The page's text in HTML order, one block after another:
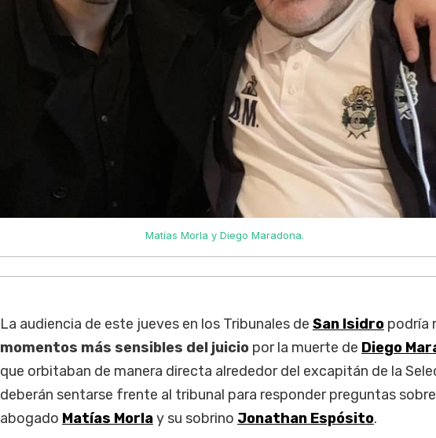
Matías Morla y Diego Maradona.
La audiencia de este jueves en los Tribunales de San Isidropodría
momentos más sensibles del juiciopor la muerte de Diego
que orbitaban de manera directa alrededor del excapitán de la
deberán sentarse frente al tribunal para responder preguntas
abogado Matías Morlay su sobrino Jonathan Espósito.